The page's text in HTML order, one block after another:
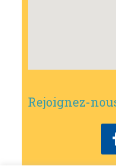
Rejoignez-